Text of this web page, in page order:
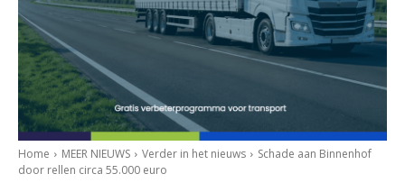
Home MEER NIEUWS Verder in het nieuws
Schade aan Binnenhof
door rellen circa 55.000 euro